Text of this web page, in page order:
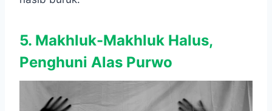
5. Makhluk-Makhluk Halus,
Penghuni Alas Purwo